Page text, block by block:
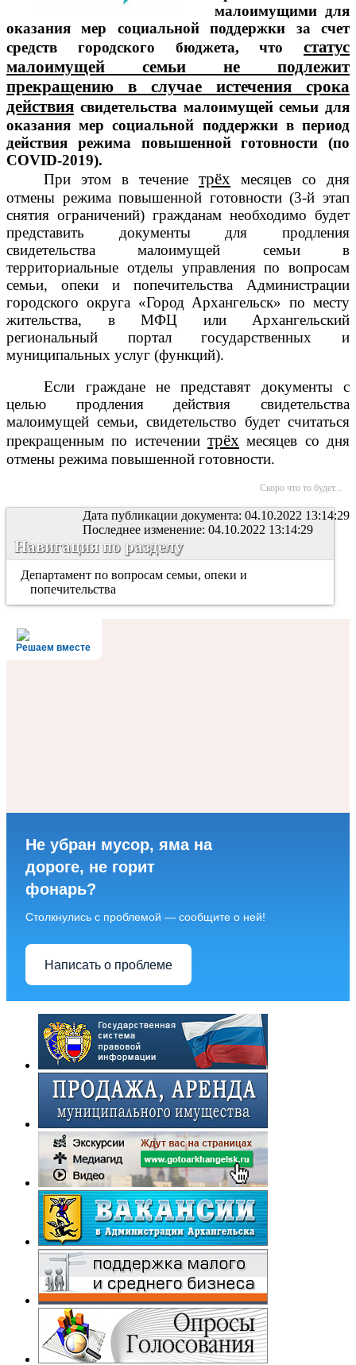
малоимущими для
оказания мер социальной поддержки за счет
средств городского бюджета, что статус
малоимущей семьи не подлежит
прекращению в случае истечения срока
действия свидетельства малоимущей семьи для
оказания мер социальной поддержки в период
действия режима повышенной готовности (по
COVID-2019).
При этом в течениетрёх месяцев со дня
отмены режима повышенной готовности (3-й этап
снятия ограничений) гражданам необходимо будет
представить документы для продления
свидетельства малоимущей семьи в
территориальные отделы управления по вопросам
семьи, опеки и попечительства Администрации
городского округа «Город Архангельск» по месту
жительства, в МФЦ или Архангельский
региональный портал государственных и
муниципальных услуг (функций).
Если граждане не представят документы с
целью продления действия свидетельства
малоимущей семьи, свидетельство будет считаться
прекращенным по истечении трёх месяцев со дня
отмены режима повышенной готовности.
Скоро что то будет...
Дата публикации документа: 04.10.2022 13:14:29
Последнее изменение: 04.10.2022 13:14:29
Навигация по разделу
Департамент по вопросам семьи, опеки и
попечительства
Решаем вместе
Не убран мусор, яма на
дороге, не горит
фонарь?
Столкнулись с проблемой — сообщите о ней!
Написать о проблеме